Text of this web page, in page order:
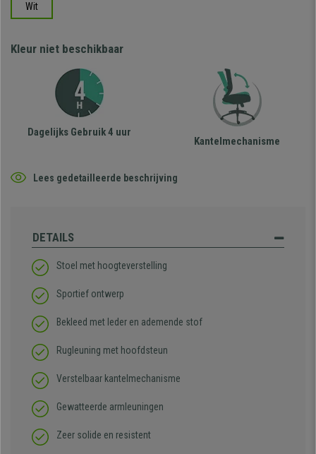
Wit
Kleur niet beschikbaar
Dagelijks Gebruik 4 uur
Kantelmechanisme
Lees gedetailleerde beschrijving
DETAILS
Stoel met hoogteverstelling
Sportief ontwerp
Bekleed met leder en ademende stof
Rugleuning met hoofdsteun
Verstelbaar kantelmechanisme
Gewatteerde armleuningen
Zeer solide en resistent